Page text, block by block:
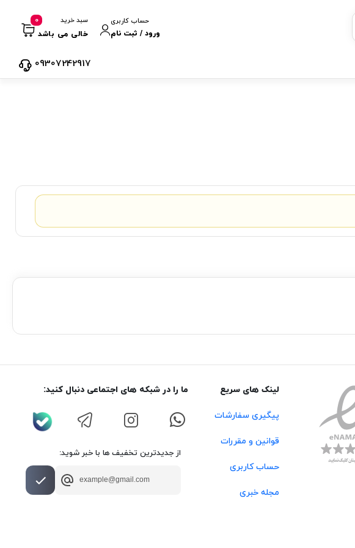
حساب کاربری
ورود / ثبت نام
سبد خرید
خالی می باشد
0
09307242917
کالا از
لینک های سریع
پیگیری سفارشات
قوانین و مقررات
حساب کاربری
مجله خبری
ما را در شبکه های اجتماعی دنبال کنید:
از جدیدترین تخفیف ها با خبر شوید: